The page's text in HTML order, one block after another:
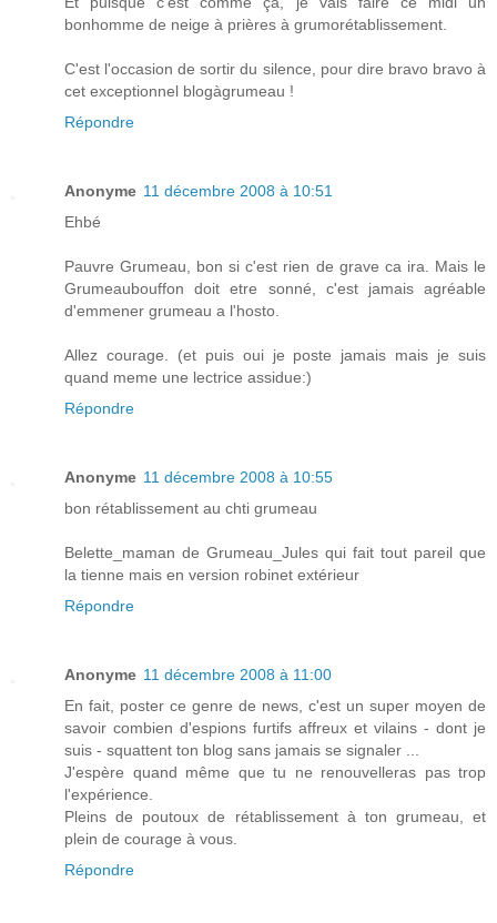
bonhomme de neige à prières à grumorétablissement.
C'est l'occasion de sortir du silence, pour dire bravo bravo à
cet exceptionnel blogàgrumeau !
Répondre
Anonyme 11 décembre 2008 à 10:51
Ehbé
Pauvre Grumeau, bon si c'est rien de grave ca ira. Mais le
Grumeaubouffon doit etre sonné, c'est jamais agréable
d'emmener grumeau a l'hosto.
Allez courage. (et puis oui je poste jamais mais je suis
quand meme une lectrice assidue:)
Répondre
Anonyme 11 décembre 2008 à 10:55
bon rétablissement au chti grumeau
Belette_maman de Grumeau_Jules qui fait tout pareil que
la tienne mais en version robinet extérieur
Répondre
Anonyme 11 décembre 2008 à 11:00
En fait, poster ce genre de news, c'est un super moyen de
savoir combien d'espions furtifs affreux et vilains - dont je
suis - squattent ton blog sans jamais se signaler ...
J'espère quand même que tu ne renouvelleras pas trop
l'expérience.
Pleins de poutoux de rétablissement à ton grumeau, et
plein de courage à vous.
Répondre